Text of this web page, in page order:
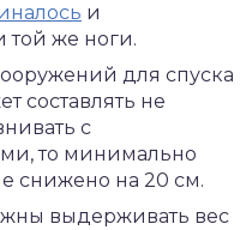
и
той же ноги.
для спуска
составлять не
с
то минимально
снижено на 20 см.
выдерживать вес